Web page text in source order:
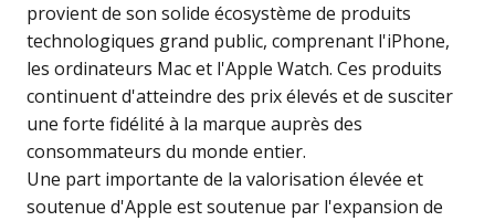
provient de son solide écosystème de produits
technologiques grand public, comprenant l'iPhone,
les ordinateurs Mac et l'Apple Watch. Ces produits
continuent d'atteindre des prix élevés et de susciter
une forte fidélité à la marque auprès des
consommateurs du monde entier.
Une part importante de la valorisation élevée et
soutenue d'Apple est soutenue par l'expansion de